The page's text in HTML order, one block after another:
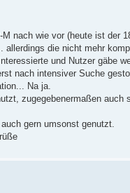
nach wie vor (heute ist der
allerdings die nicht mehr
und Nutzer gäbe
nach intensiver Suche
Na ja.
zugegebenermaßen
gern umsonst genutzt.